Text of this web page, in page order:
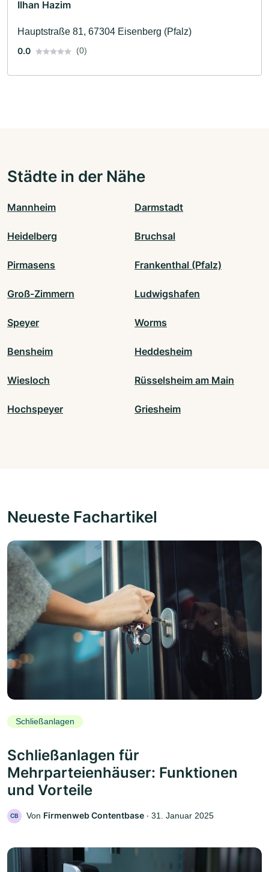
Ilhan Hazim
Hauptstraße 81, 67304 Eisenberg (Pfalz)
0.0
(0)
Städte in der Nähe
Mannheim Darmstadt
Heidelberg Bruchsal
Pirmasens Frankenthal (Pfalz)
Groß-Zimmern Ludwigshafen
Speyer Worms
Bensheim Heddesheim
Wiesloch Rüsselsheim am Main
Hochspeyer Griesheim
Neueste Fachartikel
Schließanlagen
Schließanlagen für
Mehrparteienhäuser: Funktionen
und Vorteile
CB Von Firmenweb Contentbase ‧ 31. Januar 2025